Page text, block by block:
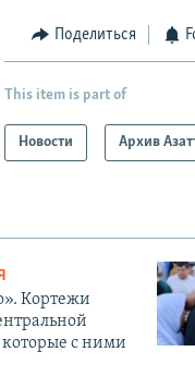
Поделиться
This item is part of
Новости Архив
Кортежи
с ними